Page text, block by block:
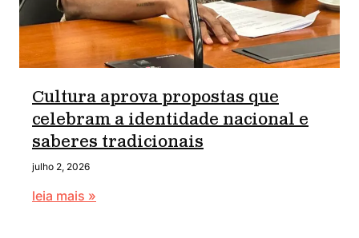
Cultura aprova propostas que
celebram a identidade nacional e
saberes tradicionais
julho 2, 2026
leia mais »